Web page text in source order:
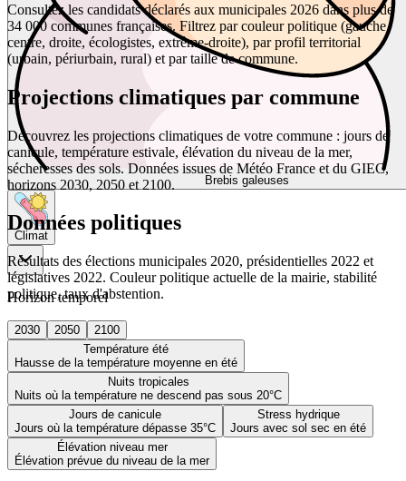
Brebis galeuses
Climat
Horizon temporel
2030 2050
2100
Température été
Hausse de la température moyenne en été
Nuits tropicales
Nuits où la température ne descend pas sous 20°C
Jours de canicule
Jours où la température dépasse 35°C
Stress hydrique
Jours avec sol sec en été
Élévation niveau mer
Élévation prévue du niveau de la mer
Consultez les candidats déclarés aux municipales 2026 dans plus de
34 000 communes françaises. Filtrez par couleur politique (gauche,
centre, droite, écologistes, extrême-droite), par profil territorial
(urbain, périurbain, rural) et par taille de commune.
Projections climatiques par commune
Découvrez les projections climatiques de votre commune : jours de
canicule, température estivale, élévation du niveau de la mer,
sécheresses des sols. Données issues de Météo France et du GIEC,
horizons 2030, 2050 et 2100.
Données politiques
Résultats des élections municipales 2020, présidentielles 2022 et
législatives 2022. Couleur politique actuelle de la mairie, stabilité
politique, taux d'abstention.